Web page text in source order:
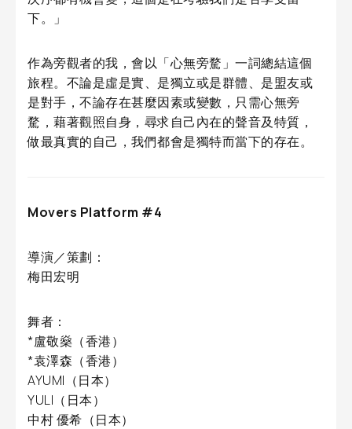
下。」
作為旁觀者的我，會以「心無旁騖」一詞總結這個
旅程。不論是虛是實、是獨立或是群體、是盟友或
是對手，不論存在甚麼因素或變數，只需心無旁
騖，藉著觀照自身，尋求自己內在的聲音及特質，
做最真實的自己，我們都會是獨特而當下的存在。
Movers Platform #4
導演／策劃：
梅田宏明
舞者：
*盧敬燊（香港）
*袁澤森（香港）
AYUMI（日本）
YULI（日本）
中村 優希（日本）